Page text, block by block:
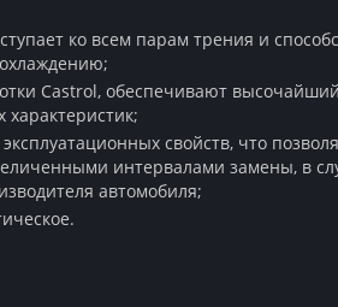
ко всем парам трения и
Castrol, обеспечивают
характеристик;
свойств, что
интервалами замены, в
автомобиля;